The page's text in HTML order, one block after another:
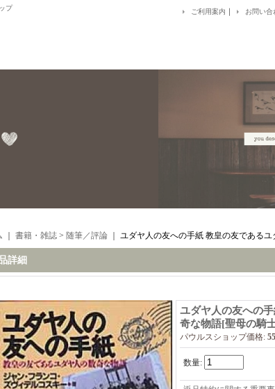
プ ご利用案内 ｜ お問い合
書籍・雑誌 > 随筆／評論 ユダヤ人の友への手紙 教皇の友である
詳細
ユダヤ人の友への
奇な物語[聖母の騎
パウルスショップ価格:
数量: